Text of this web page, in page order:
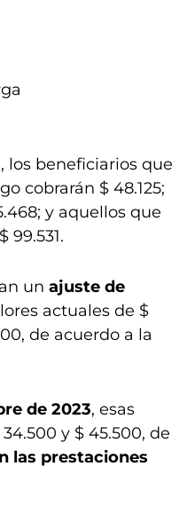
los beneficiarios que
cobrarán $ 48.125;
y aquellos que
99.531.
un ajuste de
actuales de $
de acuerdo a la
de 2023, esas
y $ 45.500, de
las prestaciones